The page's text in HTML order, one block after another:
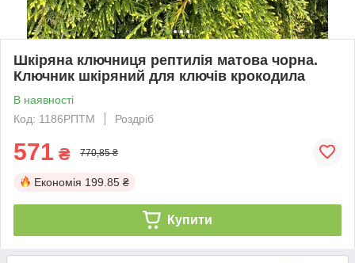
Шкіряна ключниця рептилія матова чорна.
Ключник шкіряний для ключів крокодила
В наявності
Код: 1186РПТМ
Роздріб
571 ₴ 770,85 ₴
Економія 199.85 ₴
Купити